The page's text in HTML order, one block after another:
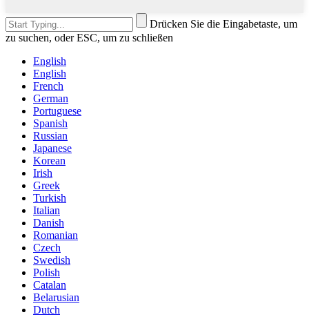
Drücken Sie die Eingabetaste, um
zu suchen, oder ESC, um zu schließen
English
English
French
German
Portuguese
Spanish
Russian
Japanese
Korean
Irish
Greek
Turkish
Italian
Danish
Romanian
Czech
Swedish
Polish
Catalan
Belarusian
Dutch